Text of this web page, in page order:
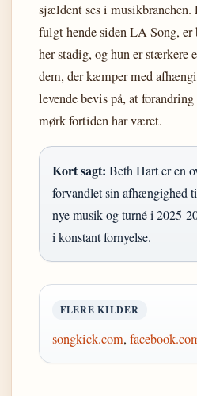
sjældent ses i musikbranchen.
fulgt hende siden LA Song,
her stadig, og hun er stærkere
dem, der kæmper med
levende bevis på, at
mørk fortiden har været.
Kort sagt: Beth Hart er en
forvandlet sin afhængighed
nye musik og turné i 2025-
i konstant fornyelse.
FLERE KILDER
songkick.com,